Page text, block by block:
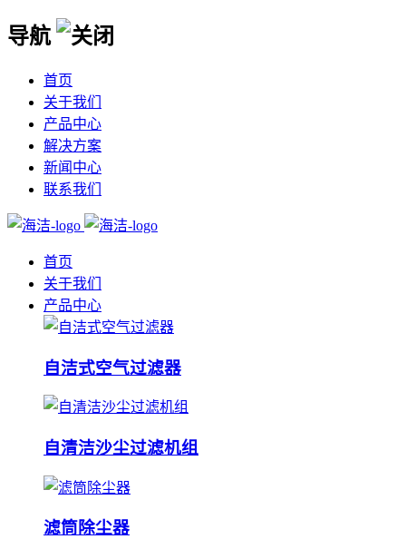
导航
首页
关于我们
产品中心
解决方案
新闻中心
联系我们
首页
关于我们
产品中心
自洁式空气过滤器
自清洁沙尘过滤机组
滤筒除尘器